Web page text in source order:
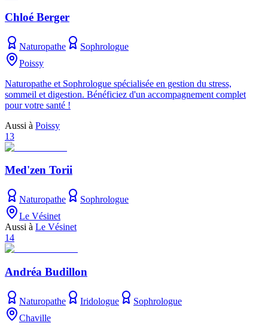
Chloé Berger
Naturopathe
Sophrologue
Poissy
Naturopathe et Sophrologue spécialisée en gestion du stress,
sommeil et digestion. Bénéficiez d'un accompagnement complet
pour votre santé !
Aussi à Poissy
13
Med'zen Torii
Naturopathe
Sophrologue
Le Vésinet
Aussi à Le Vésinet
14
Andréa Budillon
Naturopathe Iridologue
Sophrologue
Chaville